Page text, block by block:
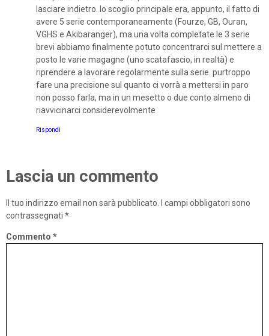
lasciare indietro. lo scoglio principale era, appunto, il fatto di
avere 5 serie contemporaneamente (Fourze, GB, Ouran,
VGHS e Akibaranger), ma una volta completate le 3 serie
brevi abbiamo finalmente potuto concentrarci sul mettere a
posto le varie magagne (uno scatafascio, in realtà) e
riprendere a lavorare regolarmente sulla serie. purtroppo
fare una precisione sul quanto ci vorrà a mettersi in paro
non posso farla, ma in un mesetto o due conto almeno di
riavvicinarci considerevolmente
Rispondi
Lascia un commento
Il tuo indirizzo email non sarà pubblicato.
I campi obbligatori sono
contrassegnati *
Commento *